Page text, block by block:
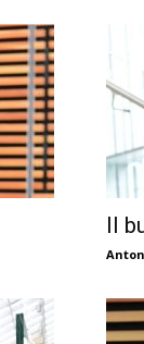
Il